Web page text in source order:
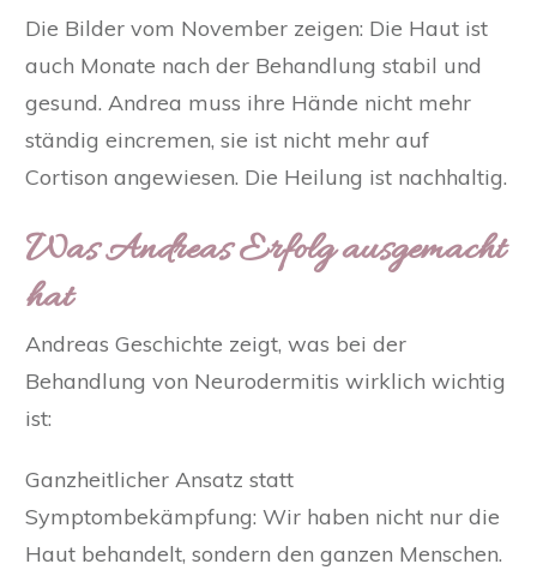
Die Bilder vom November zeigen: Die Haut ist
auch Monate nach der Behandlung stabil und
gesund. Andrea muss ihre Hände nicht mehr
ständig eincremen, sie ist nicht mehr auf
Cortison angewiesen. Die Heilung ist nachhaltig.
Was Andreas Erfolg ausgemacht
hat
Andreas Geschichte zeigt, was bei der
Behandlung von Neurodermitis wirklich wichtig
ist:
Ganzheitlicher Ansatz statt
Symptombekämpfung: Wir haben nicht nur die
Haut behandelt, sondern den ganzen Menschen.